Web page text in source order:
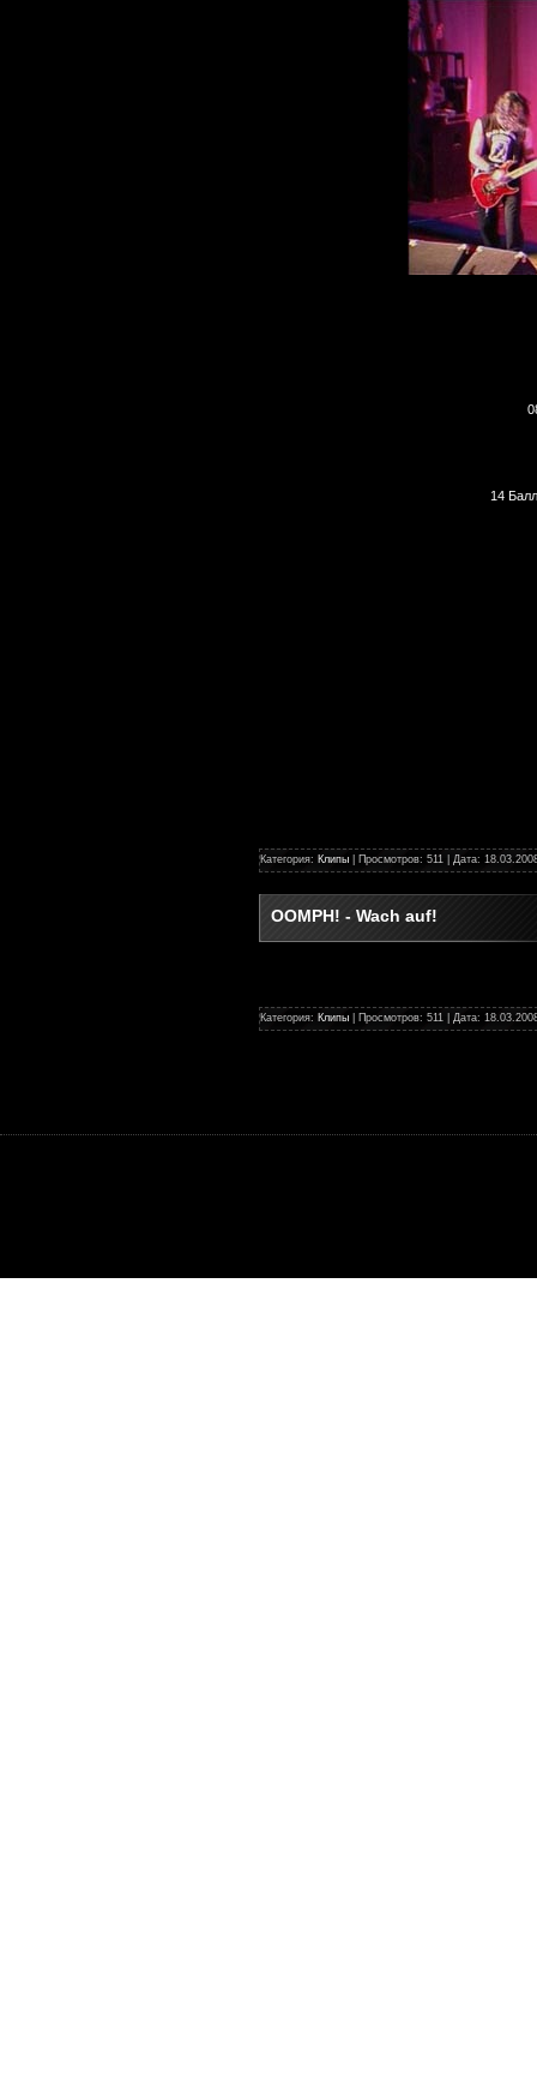
14
Категория: Клипы | Просмотров: 511 | Дата:
OOMPH! - Wach auf!
Категория: Клипы | Просмотров: 511 | Дата: